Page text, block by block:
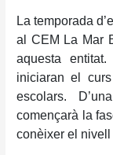
La temporada
al CEM La Mar
aquesta
iniciaran el
escolars.
començarà la
conèixer el